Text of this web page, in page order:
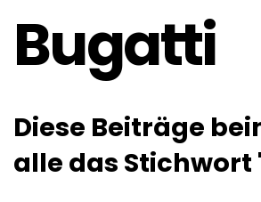
Bugatti
Diese Beiträge
alle das Stichwort